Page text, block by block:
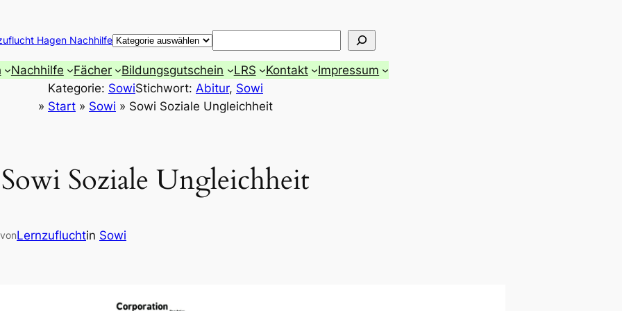
Hagen Nachhilfe Suchen
Nachhilfe Fächer Bildungsgutschein LRS Kontakt
Impressum
Kategorie: SowiStichwort: Abitur, Sowi
» Start » Sowi » Sowi Soziale Ungleichheit
Sowi Soziale Ungleichheit
vonLernzufluchtin Sowi